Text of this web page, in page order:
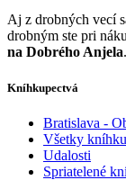
Aj z drobných vecí
drobným ste pri
na Dobrého Anjela
Kníhkupectvá
Bratislava -
Všetky
Udalosti
Spriatelené